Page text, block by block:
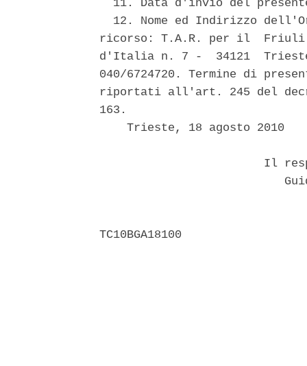
11. Data d'invio del
12. Nome ed Indirizzo
ricorso: T.A.R. per il  Friuli
d'Italia n. 7 -  34121
040/6724720. Termine di
riportati all'art. 245 del
163.
    Trieste, 18 agosto 2010
Il